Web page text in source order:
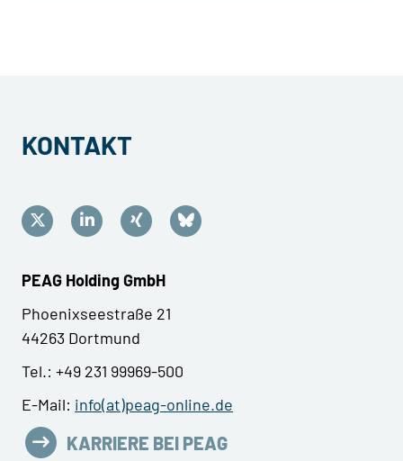
KONTAKT
PEAG Holding GmbH
Phoenixseestraße 21
44263 Dortmund
Tel.: +49 231 99969-500
E-Mail: info(at)peag-online.de
KARRIERE BEI PEAG